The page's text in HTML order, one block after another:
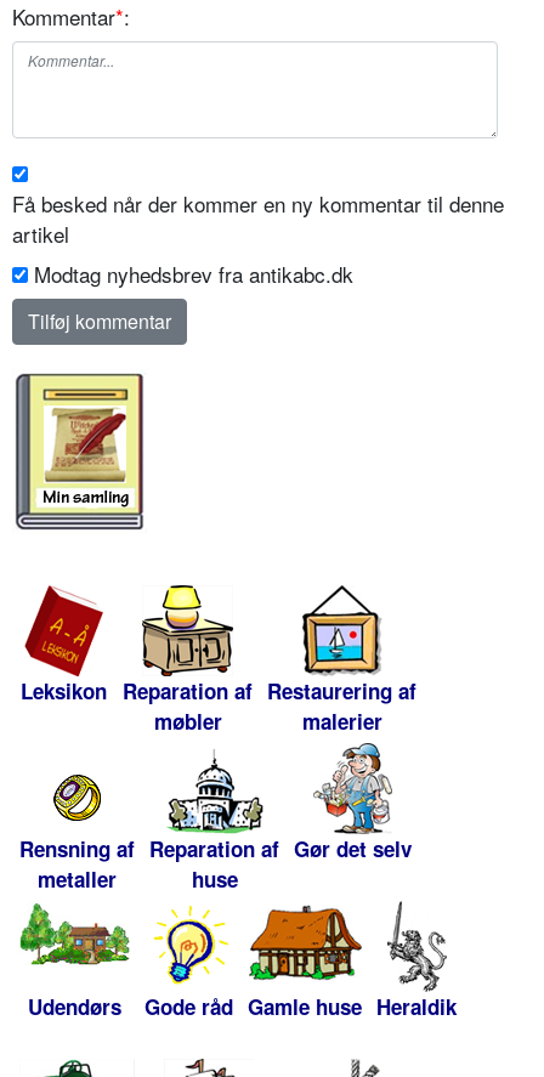
Kommentar*:
Få besked når der kommer en ny kommentar til denne
artikel
Modtag nyhedsbrev fra antikabc.dk
Leksikon Reparation af
møbler
Restaurering af
malerier
Rensning af
metaller
Reparation af
huse
Gør det selv
Udendørs Gode råd Gamle huse Heraldik